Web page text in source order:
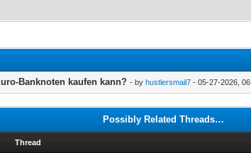
Banknoten kaufen kann? - byhustlersmail7 - 05-27-2026,
Possibly Related Threads…
Thread